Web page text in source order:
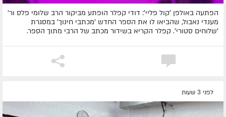
הפתעה באולפן 'קול פליי': דודי קפלר הופתע מביקור הרב שלומי פלס ור'
מענדי נאבול, שהביאו לו את הספר החדש 'מכתבי חינוך' במסגרת
'שלוחים סטורי'. קפלר הקריא בשידור מכתב של הרבי מתוך הספר.
לפני 3 שעות